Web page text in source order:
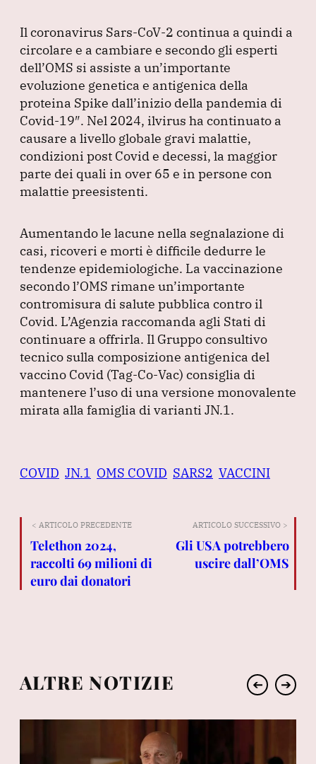
Il coronavirus Sars-CoV-2 continua a quindi a
circolare e a cambiare e secondo gli esperti
dell’OMS si assiste a un’importante
evoluzione genetica e antigenica della
proteina Spike dall’inizio della pandemia di
Covid-19″. Nel 2024, ilvirus ha continuato a
causare a livello globale gravi malattie,
condizioni post Covid e decessi, la maggior
parte dei quali in over 65 e in persone con
malattie preesistenti.
Aumentando le lacune nella segnalazione di
casi, ricoveri e morti è difficile dedurre le
tendenze epidemiologiche. La vaccinazione
secondo l’OMS rimane un’importante
contromisura di salute pubblica contro il
Covid. L’Agenzia raccomanda agli Stati di
continuare a offrirla. Il Gruppo consultivo
tecnico sulla composizione antigenica del
vaccino Covid (Tag-Co-Vac) consiglia di
mantenere l’uso di una versione monovalente
mirata alla famiglia di varianti JN.1.
COVID JN.1 OMS COVID SARS2 VACCINI
< ARTICOLO PRECEDENTE
Telethon 2024,
raccolti 69 milioni di
euro dai donatori
ARTICOLO SUCCESSIVO >
Gli USA potrebbero
uscire dall’OMS
ALTRE NOTIZIE ➔ ➔